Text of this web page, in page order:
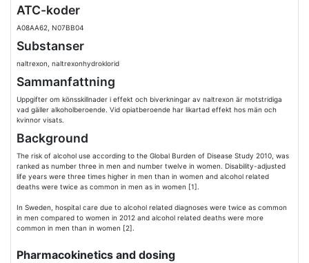
ATC-koder
A08AA62, N07BB04
Substanser
naltrexon, naltrexonhydroklorid
Sammanfattning
Uppgifter om könsskillnader i effekt och biverkningar av naltrexon är motstridiga
vad gäller alkoholberoende. Vid opiatberoende har likartad effekt hos män och
kvinnor visats.
Background
The risk of alcohol use according to the Global Burden of Disease Study 2010, was
ranked as number three in men and number twelve in women. Disability-adjusted
life years were three times higher in men than in women and alcohol related
deaths were twice as common in men as in women [1].
In Sweden, hospital care due to alcohol related diagnoses were twice as common
in men compared to women in 2012 and alcohol related deaths were more
common in men than in women [2].
Pharmacokinetics and dosing